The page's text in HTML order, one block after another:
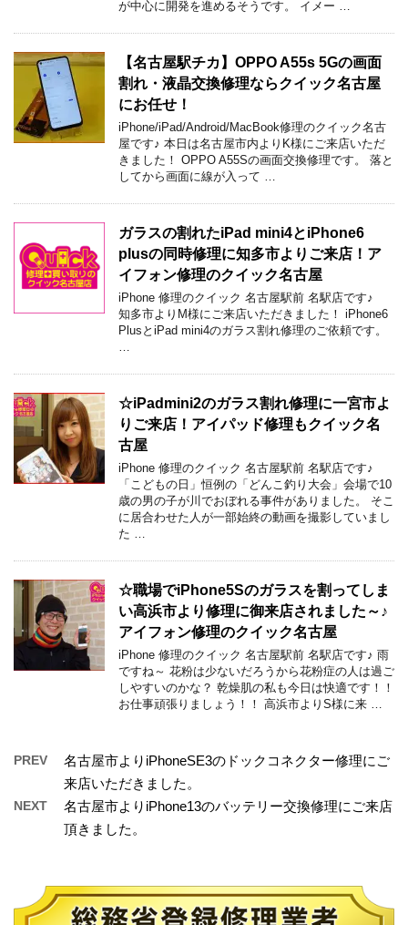
が中心に開発を進めるそうです。 イメー …
【名古屋駅チカ】OPPO A55s 5Gの画面
割れ・液晶交換修理ならクイック名古屋
にお任せ！
iPhone/iPad/Android/MacBook修理のクイック名古
屋です♪ 本日は名古屋市内よりK様にご来店いただ
きました！ OPPO A55Sの画面交換修理です。 落と
してから画面に線が入って …
ガラスの割れたiPad mini4とiPhone6
plusの同時修理に知多市よりご来店！ア
イフォン修理のクイック名古屋
iPhone 修理のクイック 名古屋駅前 名駅店です♪
知多市よりM様にご来店いただきました！ iPhone6
PlusとiPad mini4のガラス割れ修理のご依頼です。
☆iPadmini2のガラス割れ修理に一宮市よ
りご来店！アイパッド修理もクイック名
古屋
iPhone 修理のクイック 名古屋駅前 名駅店です♪
「こどもの日」恒例の「どんこ釣り大会」会場で10
歳の男の子が川でおぼれる事件がありました。 そこ
に居合わせた人が一部始終の動画を撮影していまし
た …
☆職場でiPhone5Sのガラスを割ってしま
い高浜市より修理に御来店されました～♪
アイフォン修理のクイック名古屋
iPhone 修理のクイック 名古屋駅前 名駅店です♪ 雨
ですね～ 花粉は少ないだろうから花粉症の人は過ご
しやすいのかな？ 乾燥肌の私も今日は快適です！！
お仕事頑張りましょう！！ 高浜市よりS様に来 …
PREV
名古屋市よりiPhoneSE3のドックコネクター修理にご
来店いただきました。
NEXT
名古屋市よりiPhone13のバッテリー交換修理にご来店
頂きました。